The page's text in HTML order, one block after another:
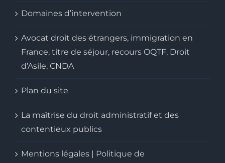
Domaines d’intervention
Avocat droit des étrangers, immigration en
France, titre de séjour, recours OQTF, Droit
d’Asile, CNDA
Plan du site
La maîtrise du droit administratif et des
contentieux publics
Mentions légales | Politique de